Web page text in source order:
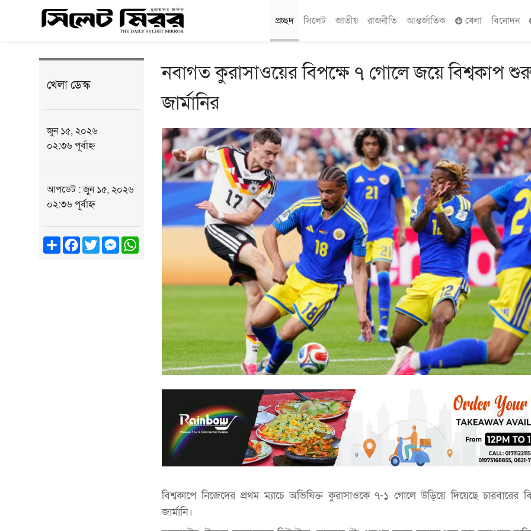
প্রচ্ছদ সিলেট জাতীয় রাজনীতি আন্তর্জাতিক খেলা বিনোদন
খেলা ডেস্ক
জুন ১৫, ২০২৬
০২:৩৬ পূর্বাহ্ন
আপডেট : জুন ১৫, ২০২৬
০২:৩৬ পূর্বাহ্ন
ShareFacebook
TwitterMessenger
নবাগত কুরাসাওয়ের বিপক্ষে ৭ গোলে জয়ে বিশ্বকাপ
জার্মানির
বিশ্বকাপে নিজেদের প্রথম ম্যাচে অভিষিক্ত কুরাসাওকে ৭-১ গোলে উড়িয়ে দিয়েছে চারবারের
জার্মানি।